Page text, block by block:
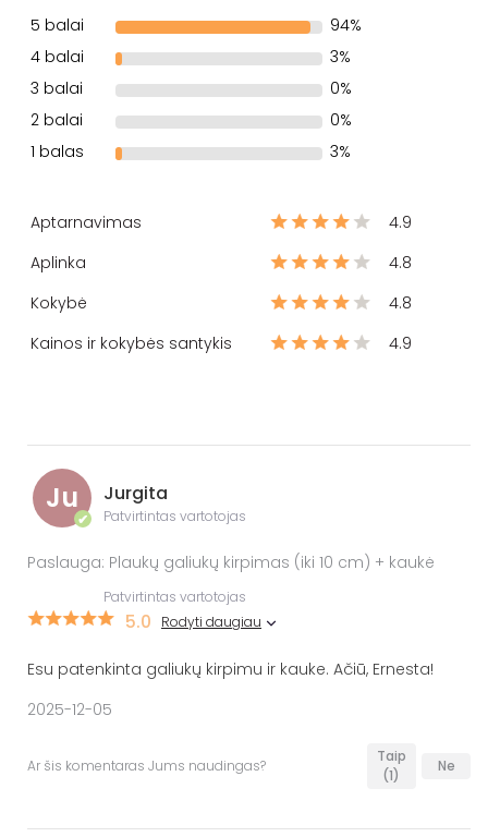
5 balai
94%
4 balai
3%
3 balai
0%
2 balai
0%
1 balas
3%
Aptarnavimas
4.9
Aplinka
4.8
Kokybė
4.8
Kainos ir kokybės santykis
4.9
Ju
✔
Jurgita
Patvirtintas vartotojas
Paslauga: Plaukų galiukų kirpimas (iki 10 cm) + kaukė
Patvirtintas vartotojas
5.0 Rodyti daugiau
Esu patenkinta galiukų kirpimu ir kauke. Ačiū, Ernesta!
2025-12-05
Ar šis komentaras Jums naudingas?
Taip
(1)
Ne